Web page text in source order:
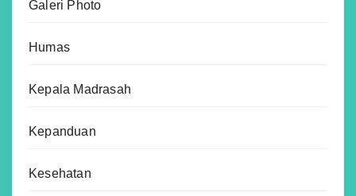
Galeri Photo
Humas
Kepala Madrasah
Kepanduan
Kesehatan